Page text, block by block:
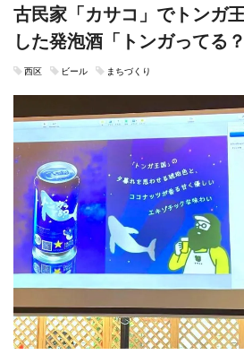
古民家「カサコ」でトンガ
した発泡酒「トンガってる？
西区 ビール まちづくり